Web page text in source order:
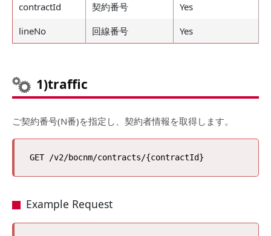
contractId
契約番号
Yes
lineNo
回線番号 Yes
1)traffic
ご契約番号(N番)を指定し、契約者情報を取得します。
Example Request